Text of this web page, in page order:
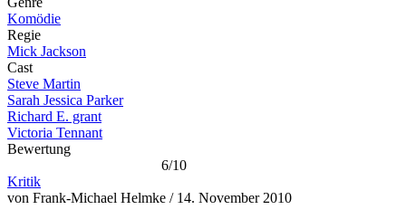
Komödie
Regie
Mick Jackson
Cast
Steve Martin
Sarah Jessica Parker
Richard E. grant
Victoria Tennant
Bewertung
6/10
Kritik
von Frank-Michael Helmke / 14. November 2010